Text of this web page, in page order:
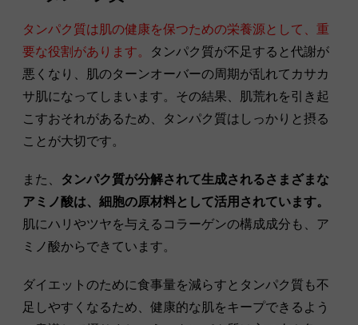
タンパク質は肌の健康を保つための栄養源として、重
要な役割があります。
タンパク質が不足すると代謝が
悪くなり、肌のターンオーバーの周期が乱れてカサカ
サ肌になってしまいます。その結果、肌荒れを引き起
こすおそれがあるため、タンパク質はしっかりと摂る
ことが大切です。
また、
タンパク質が分解されて生成されるさまざまな
アミノ酸は、細胞の原材料として活用されています。
肌にハリやツヤを与えるコラーゲンの構成成分も、ア
ミノ酸からできています。
ダイエットのために食事量を減らすとタンパク質も不
足しやすくなるため、健康的な肌をキープできるよう